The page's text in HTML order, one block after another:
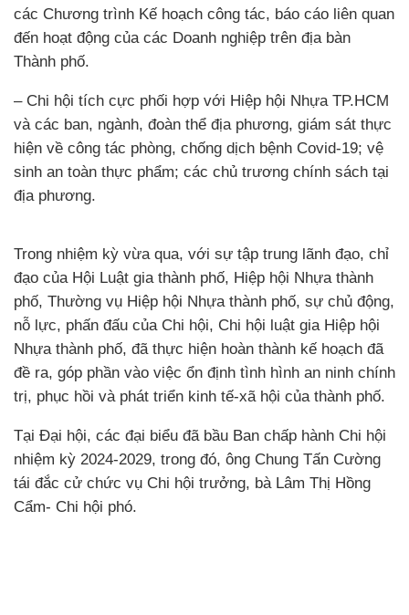
các Chương trình Kế hoạch công tác, báo cáo liên quan
đến hoạt động của các Doanh nghiệp trên địa bàn
Thành phố.
– Chi hội tích cực phối hợp với Hiệp hội Nhựa TP.HCM
và các ban, ngành, đoàn thể địa phương, giám sát thực
hiện về công tác phòng, chống dịch bệnh Covid-19; vệ
sinh an toàn thực phẩm; các chủ trương chính sách tại
địa phương.
Trong nhiệm kỳ vừa qua, với sự tập trung lãnh đạo, chỉ
đạo của Hội Luật gia thành phố, Hiệp hội Nhựa thành
phố, Thường vụ Hiệp hội Nhựa thành phố, sự chủ động,
nỗ lực, phấn đấu của Chi hội, Chi hội luật gia Hiệp hội
Nhựa thành phố, đã thực hiện hoàn thành kế hoạch đã
đề ra, góp phần vào việc ổn định tình hình an ninh chính
trị, phục hồi và phát triển kinh tế-xã hội của thành phố.
Tại Đại hội, các đại biểu đã bầu Ban chấp hành Chi hội
nhiệm kỳ 2024-2029, trong đó, ông Chung Tấn Cường
tái đắc cử chức vụ Chi hội trưởng, bà Lâm Thị Hồng
Cẩm- Chi hội phó.